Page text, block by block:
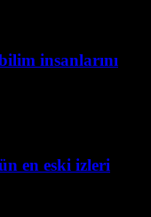
insanlarını
en eski izleri